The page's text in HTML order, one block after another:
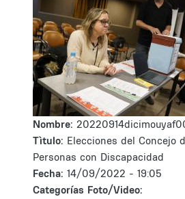
Nombre:
Tìtulo: Elecciones del Concejo
Personas con Discapacidad
Fecha: 14/09/2022 - 19:05
Categorías Foto/Video: